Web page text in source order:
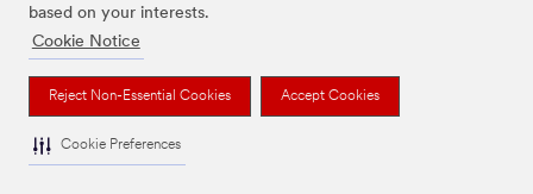
based on your interests.
Cookie Notice
Reject Non-Essential Cookies Accept Cookies
Cookie Preferences